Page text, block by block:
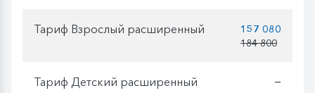
Тариф Взрослый расширенный
157 080
184 800
Тариф Детский расширенный —